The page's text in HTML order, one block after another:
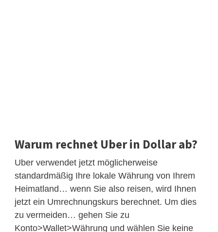
Warum rechnet Uber in Dollar ab?
Uber verwendet jetzt möglicherweise
standardmäßig Ihre lokale Währung von Ihrem
Heimatland… wenn Sie also reisen, wird Ihnen
jetzt ein Umrechnungskurs berechnet. Um dies
zu vermeiden… gehen Sie zu
Konto>Wallet>Währung und wählen Sie keine